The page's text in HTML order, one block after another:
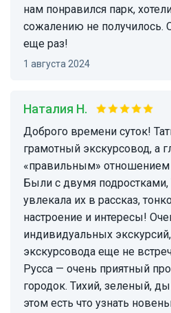
нам понравился парк,
сожалению не получилось.
еще раз!
1 августа 2024
Наталия Н.
Доброго времени суток! Татьяна — удивительно
грамотный экскурсовод, а
«правильным» отношением
Были с двумя подростками,
увлекала их в рассказ,
настроение и интересы!
индивидуальных
экскурсовода еще не
Русса — очень приятный
городок. Тихий, зеленый,
этом есть что узнать